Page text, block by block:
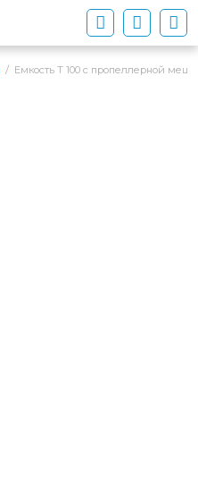
Емкость T 100 c пропеллерной